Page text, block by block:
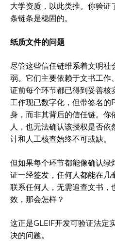
大学资质，以此类推。你验
条链条是稳固的。
纸质文件的问题
尽管这些信任链维系着文明社
弱。它们主要依赖于文书工作
证前每个环节都已得到妥善核
工作现已数字化，但带签名的
身，而非其背后的信任链。你
人，也无法确认该授权是否
计和人工核查始终不可或缺。
但如果每个环节都能像确认绿
证一经签发，任何人都能在几
联系任何人，无需追查文书，
效，那会怎样？
这正是GLEIF开发可验证法定
决的问题。